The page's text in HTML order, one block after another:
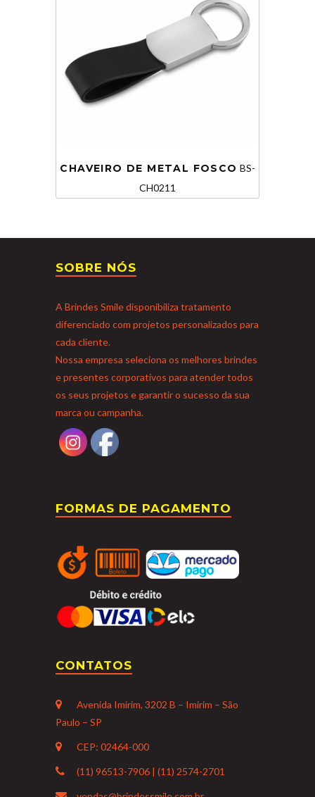
CHAVEIRO DE METAL FOSCO BS-
CH0211
SOBRE NÓS
A Brindes Smile disponibiliza tratamento
diferenciado com projetos personalizados para
cada cliente.
Nossa empresa seleciona os melhores brindes
e presentes corporativos para atender todos
os seus projetos e garantir o sucesso da sua
marca ou campanha.
FORMAS DE PAGAMENTO
CONTATOS
Avenida Imirim, 3202 B – Imirim – São
Paulo – SP
CEP: 02464-000
(11) 96513-7906 | (11) 2574-2701